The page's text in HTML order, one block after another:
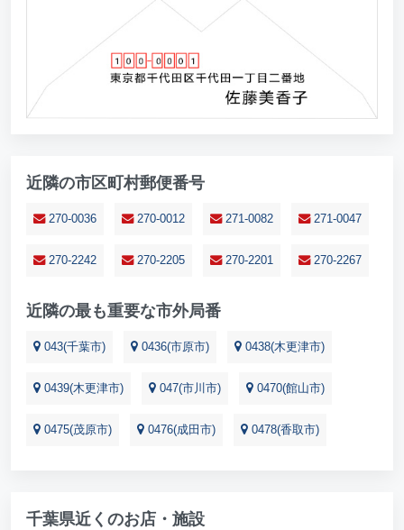
近隣の市区町村郵便番号
270-0036 270-0012 271-0082 271-0047
270-2242 270-2205 270-2201 270-2267
近隣の最も重要な市外局番
043(千葉市) 0436(市原市) 0438(木更津市)
0439(木更津市) 047(市川市) 0470(館山市)
0475(茂原市) 0476(成田市) 0478(香取市)
千葉県近くのお店・施設